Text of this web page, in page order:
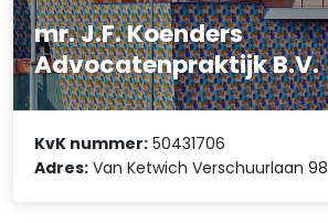
mr. J.F. Koenders
Advocatenpraktijk B.V.
KvK nummer: 50431706
Adres: Van Ketwich Verschuurlaan 98